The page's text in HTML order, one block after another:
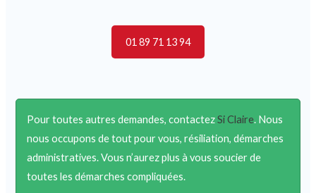
01 89 71 13 94
Pour toutes autres demandes, contactezSi Claire. Nous
nous occupons de tout pour vous, résiliation, démarches
administratives. Vous n’aurez plus à vous soucier de
toutes les démarches compliquées.